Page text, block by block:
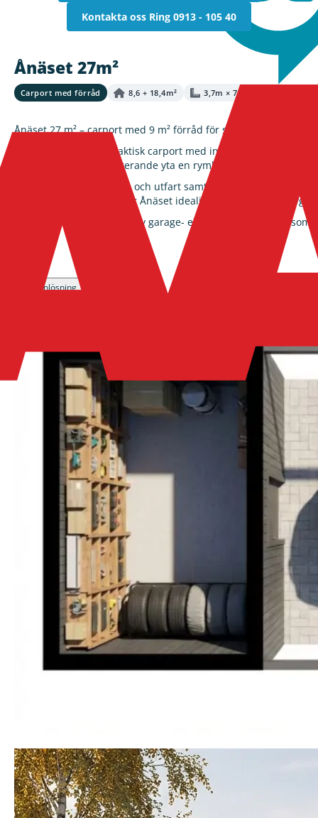
Kontakta oss Ring 0913 - 105 40
Ånäset 27m²
Carport med förråd 8,6 + 18,4m² 3,7m × 7,3m × 3,5m
Ånäset 27 m² – carport med 9 m² förråd för smart och effektiv
Ånäset 27 m² är en praktisk carport med integrerat förråd
separat förråd och resterande yta en rymlig carport för
Carporten ger smidig in- och utfart samt skyddar bilen mot
smarta planlösningen gör Ånäset idealisk för dig som vill
En funktionell och yteffektiv garage- eller carportbyggsats
Planlösning